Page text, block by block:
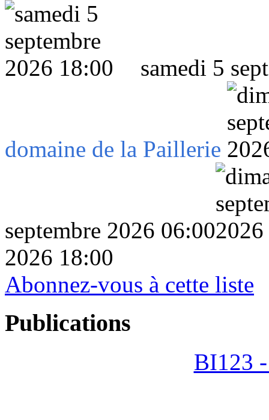
samedi 5
domaine de la Paillerie
septembre 2026 06:00
2026 18:00
Abonnez-vous à cette liste
Publications
BI123